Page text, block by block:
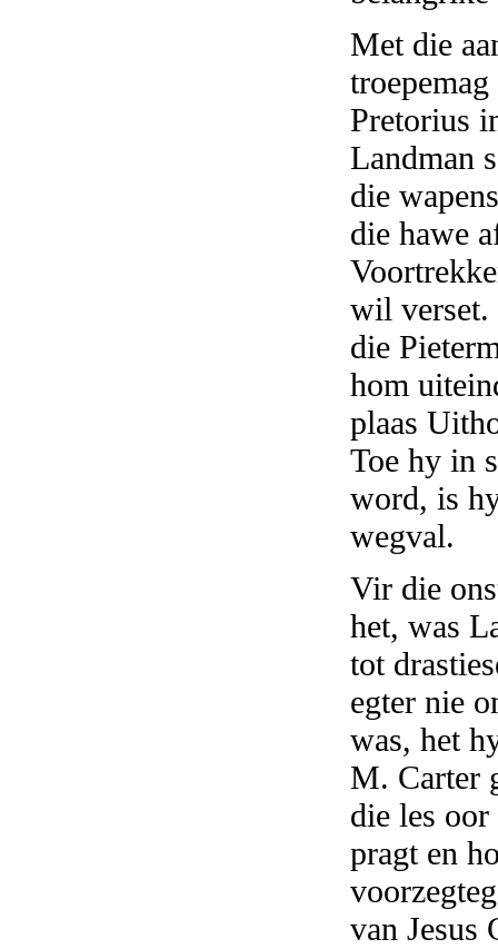
Met die
Pretorius
Landman
die
die hawe
wil verset.
die
hom
plaas
Toe hy in
word, is
wegval.
Vir die
het, was
tot
egter nie
was, het
M. Carter
die les
pragt en
van Jesus